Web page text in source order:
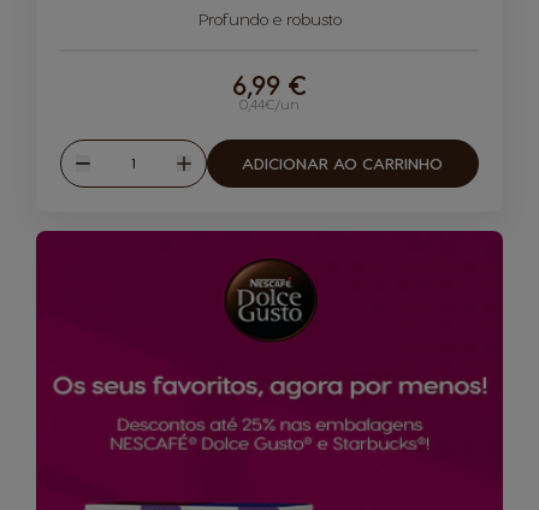
Profundo e robusto
0,44€/un
6,99 €
Reduzir
Quantidade
Aumentar
ADICIONAR AO CARRINHO